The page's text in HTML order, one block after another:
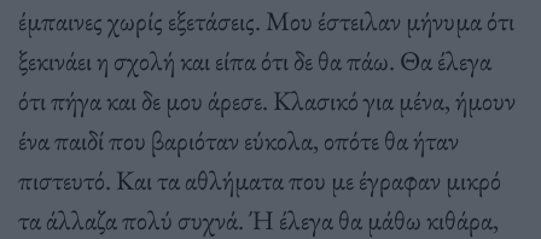
έμπαινες χωρίς εξετάσεις. Μου έστειλαν μήνυμα ότι
ξεκινάει η σχολή και είπα ότι δε θα πάω. Θα έλεγα
ότι πήγα και δε μου άρεσε. Κλασικό για μένα, ήμουν
ένα παιδί που βαριόταν εύκολα, οπότε θα ήταν
πιστευτό. Και τα αθλήματα που με έγραφαν μικρό
τα άλλαζα πολύ συχνά. Ή έλεγα θα μάθω κιθάρα,